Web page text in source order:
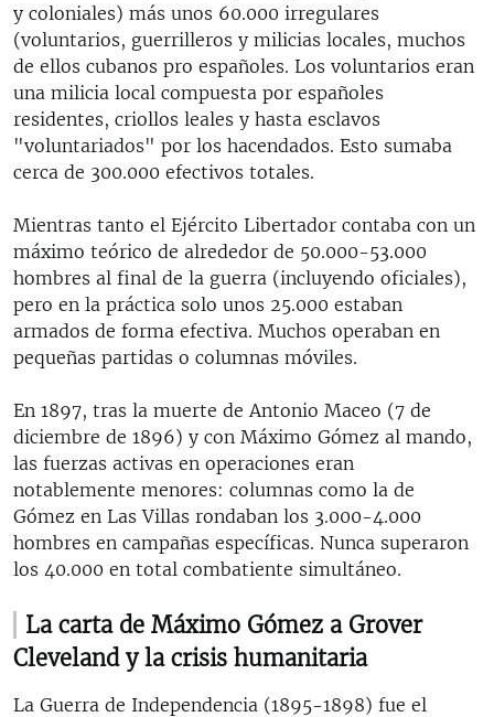
y coloniales) más unos 60.000 irregulares
(voluntarios, guerrilleros y milicias locales, muchos
de ellos cubanos pro españoles. Los voluntarios eran
una milicia local compuesta por españoles
residentes, criollos leales y hasta esclavos
"voluntariados" por los hacendados. Esto sumaba
cerca de 300.000 efectivos totales.
Mientras tanto el Ejército Libertador contaba con un
máximo teórico de alrededor de 50.000-53.000
hombres al final de la guerra (incluyendo oficiales),
pero en la práctica solo unos 25.000 estaban
armados de forma efectiva. Muchos operaban en
pequeñas partidas o columnas móviles.
En 1897, tras la muerte de Antonio Maceo (7 de
diciembre de 1896) y con Máximo Gómez al mando,
las fuerzas activas en operaciones eran
notablemente menores: columnas como la de
Gómez en Las Villas rondaban los 3.000-4.000
hombres en campañas específicas. Nunca superaron
los 40.000 en total combatiente simultáneo.
La carta de Máximo Gómez a Grover
Cleveland y la crisis humanitaria
La Guerra de Independencia (1895-1898) fue el